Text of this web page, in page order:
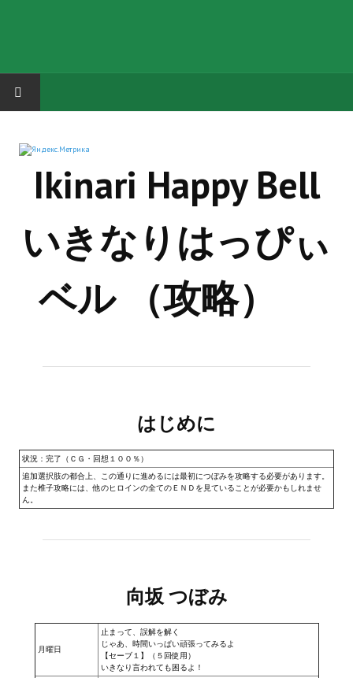
ГРУППА "КАРЛ ВЕЛИКИЙ"
Русская биржа
Aliens vs Predator 2 (Русские субтитры)
Новый ГГ
Теневой кардинал для Скайрима
Работы Alexandra10
Kitana HGEC
Kitana CBBE SSE BodySlide (with Physics)
Nekomimi
New Light Skyrim SE
Ikinari Happy Bell
いきなりはっぴぃ
ベル （攻略）
はじめに
状況：完了（ＣＧ・回想１００％）
追加選択肢の都合上、この通りに進めるには最初につぼみを攻略する必要があります。
また椎子攻略には、他のヒロインの全てのＥＮＤを見ていることが必要かもしれませ
ん。
向坂 つぼみ
月曜日
止まって、誤解を解く
じゃあ、時間いっぱい頑張ってみるよ
【セーブ１】
（５回使用）
いきなり言われても困るよ！